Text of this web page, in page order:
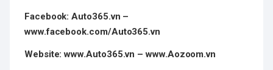
Facebook: Auto365.vn –
www.facebook.com/Auto365.vn
Website: www.Auto365.vn – www.Aozoom.vn